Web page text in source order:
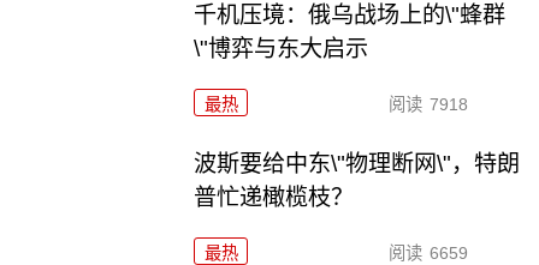
千机压境：俄乌战场上的\"蜂群
\"博弈与东大启示
最热 阅读 7918
波斯要给中东\"物理断网\"，特朗
普忙递橄榄枝？
最热 阅读 6659